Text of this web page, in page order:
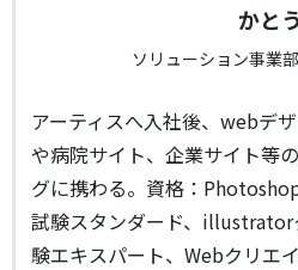
かとう
ソリューション事業
アーティスへ入社後、webデ
や病院サイト、企業サイト等
グに携わる。資格：
試験スタンダード、illustrator
験エキスパート、Webクリエ